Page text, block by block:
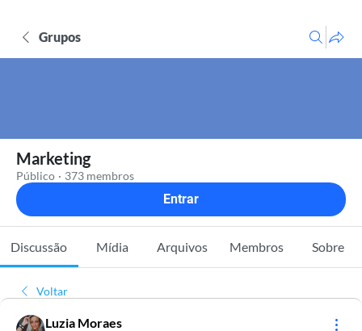
Grupos
Marketing
Público · 373 membros
Entrar
Discussão Mídia Arquivos Membros Sobre
Voltar
Luzia Moraes